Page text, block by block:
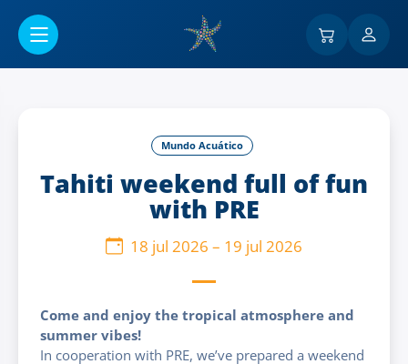
Mundo Acuático
Tahiti weekend full of fun
with PRE
18 jul 2026 – 19 jul 2026
Come and enjoy the tropical atmosphere and
summer vibes!
In cooperation with PRE, we’ve prepared a weekend